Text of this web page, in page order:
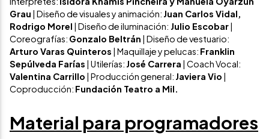
Grau | Diseño de visuales y animación: Juan Carlos Vidal,
Rodrigo Morel | Diseño de iluminación: Julio Escobar
Coreografías: Gonzalo Beltrán | Diseño de vestuario:
Arturo Varas Quinteros | Maquillaje y pelucas: Franklin
Sepúlveda Farías | Utilerías: José Carrera | Coach Vocal:
Valentina Carrillo | Producción general: Javiera Vio
Coproducción: Fundación Teatro a Mil.
Material para programadores